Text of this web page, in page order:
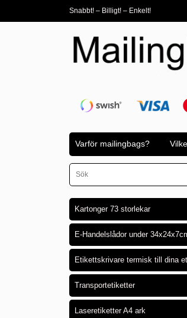
Snabbt! – Billigt! – Enkelt!
Varför mailingbags?
Kartonger 73 storlekar
E-Handelslådor under
Etikettskrivare termisk till dina
Transportetiketter
Laseretiketter A4 ark